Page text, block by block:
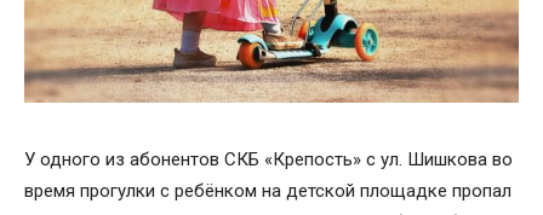
У одного из абонентов СКБ «Крепость» с ул. Шишкова во
время прогулки с ребёнком на детской площадке пропал